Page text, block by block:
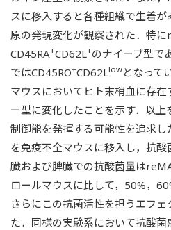
スに移入すると各種組織で生着
原の発現変化が観察された．特
CD45RA+CD62L+のナイーブ型で
ではCD45RO+CD62Llow となって
マウスにおいてヒト末梢血に存
ー型に変化したことを示す．以
制御能を発揮する可能性を追求
を免疫不全マウスに移入し，抗
臓および脾臓での抗酸菌量は
ロールマウスに比して，50%，
さらにこの抗菌活性を担うエフ
た．同様の実験系において抗酸